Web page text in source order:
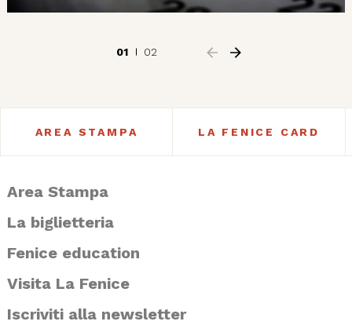
01 02
AREA STAMPA LA FENICE CARD
Area Stampa
La biglietteria
Fenice education
Visita La Fenice
Iscriviti alla newsletter